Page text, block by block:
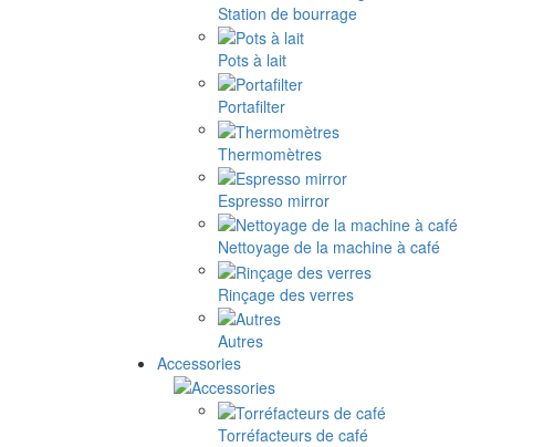
Station de bourrage
Pots à lait
Portafilter
Thermomètres
Espresso mirror
Nettoyage de la machine à café
Rinçage des verres
Autres
Accessories
Torréfacteurs de café